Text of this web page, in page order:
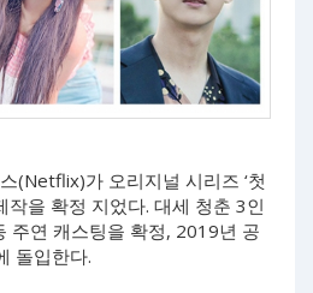
(Netflix)가 오리지널 시리즈 ‘첫
작을 확정 지었다. 대세 청춘 3인
주연 캐스팅을 확정, 2019년 공
돌입한다.